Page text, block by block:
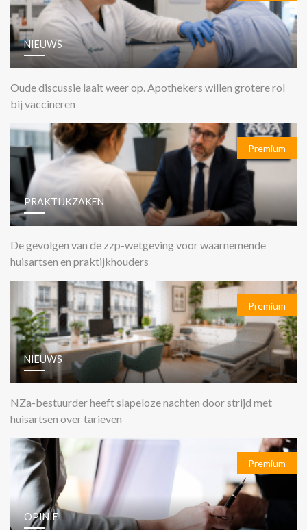
NIEUWS
Oude discussie laait weer op. Apothekers willen grotere rol
bij vaccineren
Premium
PRAKTIJKZAKEN
De gevolgen van de zzp-wetgeving voor waarnemende
huisartsen en praktijkhouders
Premium
NIEUWS
NZa-bestuurder heeft slapeloze nachten door strijd met
huisartsen over tarieven
Premium
OPINIE